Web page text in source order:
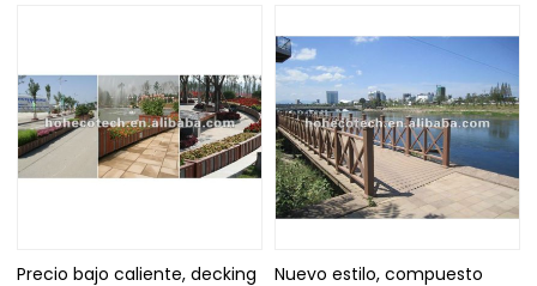
Precio bajo caliente, decking
Nuevo estilo, compuesto